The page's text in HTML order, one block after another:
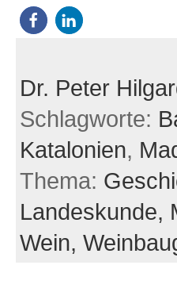
Dr. Peter
Schlagworte:
Katalonien,
Thema:
Landeskunde,
Wein,